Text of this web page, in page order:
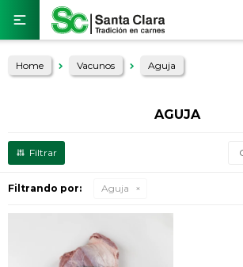

Home Vacunos Aguja
AGUJA
Filtrando por: Aguja